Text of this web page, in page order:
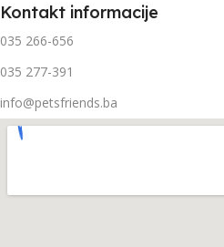
Kontakt informacije
035 266-656
035 277-391
info@petsfriends.ba